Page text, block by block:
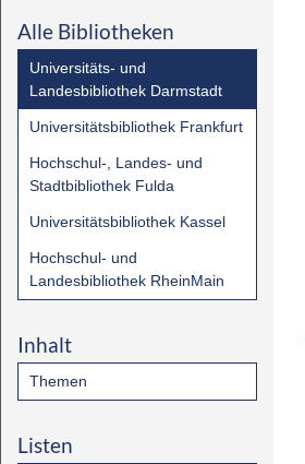
Alle Bibliotheken
Universitäts- und
Landesbibliothek Darmstadt
Universitätsbibliothek Frankfurt
Hochschul-, Landes- und
Stadtbibliothek Fulda
Universitätsbibliothek Kassel
Hochschul- und
Landesbibliothek RheinMain
Inhalt
Themen
Listen